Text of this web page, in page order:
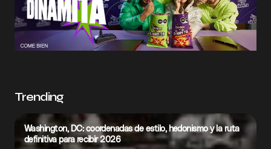
Trending
Washington, DC: coordenadas de estilo, hedonismo y la ruta
definitiva para recibir 2026